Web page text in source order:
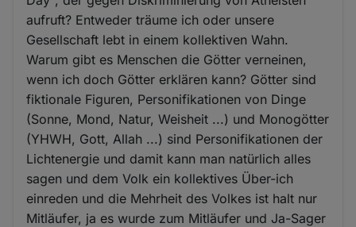
aufruft? Entweder träume ich oder unsere
Gesellschaft lebt in einem kollektiven Wahn.
Warum gibt es Menschen die Götter verneinen,
wenn ich doch Götter erklären kann? Götter sind
fiktionale Figuren, Personifikationen von Dinge
(Sonne, Mond, Natur, Weisheit ...) und Monogötter
(YHWH, Gott, Allah ...) sind Personifikationen der
Lichtenergie und damit kann man natürlich alles
sagen und dem Volk ein kollektives Über-ich
einreden und die Mehrheit des Volkes ist halt nur
Mitläufer, ja es wurde zum Mitläufer und Ja-Sager